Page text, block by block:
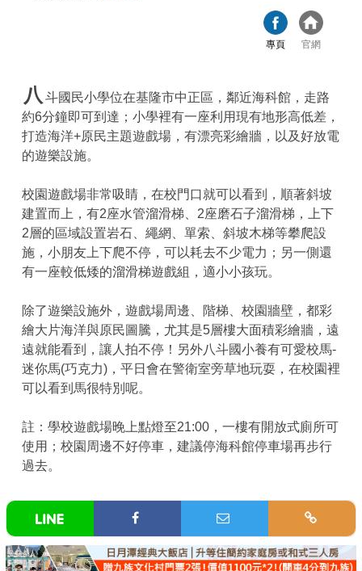
專頁 官網
八 斗國民小學位在基隆市中正區，鄰近海科館，走路
約6分鐘即可到達；小學裡有一座利用現有地形高低差，
打造海洋+原民主題遊戲場，有漂亮彩繪牆，以及好放電
的遊樂設施。
校園遊戲場非常吸睛，在校門口就可以看到，順著斜坡
建置而上，有2座水管溜滑梯、2座磨石子溜滑梯，上下
2層的區域設置岩石、繩網、單索、斜坡木梯等攀爬設
施，小朋友上下爬不停，可以耗去不少電力；另一側還
有一座較低矮的溜滑梯遊戲組，適小小孩玩。
除了遊樂設施外，遊戲場周邊、階梯、校園牆壁，都彩
繪大片海洋與原民圖騰，尤其是5層樓大面積彩繪牆，遠
遠就能看到，讓人拍不停！另外八斗國小養有可愛校馬-
迷你馬(巧克力)，平日會在警衛室旁草地玩耍，在校園裡
可以看到馬很特別呢。
註：學校遊戲場晚上點燈至21:00，一樓有開放式廁所可
使用；校園周邊不好停車，建議停海科館停車場再步行
過去。